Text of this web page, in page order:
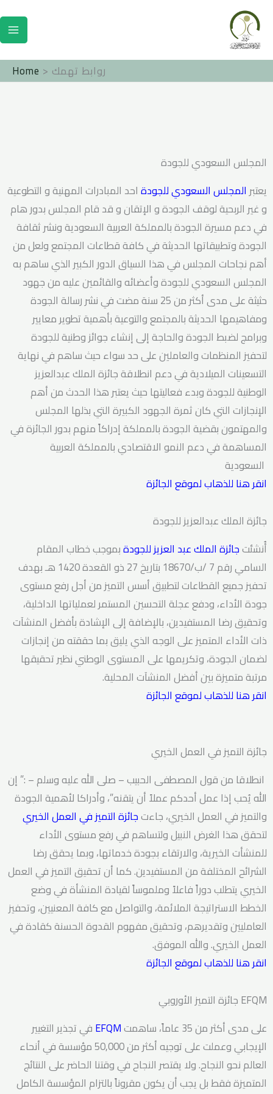
to
content
Home
روابط تهمك
المجلس السعودي للجودة
يعتبر المجلس السعودي للجودة احد المبادرات المهنية و التطوعية
و غير الربحية لوقف الجودة و الإتقان و قد قام المجلس بدور هام
في دعم مسيرة الجودة بالمملكة العربية السعودية ونشر ثقافة
الجودة وتطبيقاتها الحديثة في كافة قطاعات المجتمع ولعل من
أهم نجاحات المجلس في هذا السياق الدور الكبير الذي ساهم به
المجلس السعودي للجودة وأعضائه والقائمين عليه من جهود
حثيثة على مدى أكثر من 25 سنة مضت في نشر رسالة الجودة
ومفاهيمها الحديثة بالمجتمع والتوعية بأهمية تطوير معايير
وبرامج لضبط الجودة والحاجة إلى إنشاء جوائز وطنية للجودة
لتحفيز المنظمات والعاملين على حد سواء حيث ساهم في نهاية
التسعينات الميلادية في دعم انطلاقة جائزة الملك عبدالعزيز
الوطنية للجودة وبدء فعاليتها حيث يعتبر هذا الحدث من أهم
الإنجازات التي كان ثمرة الجهود الكبيرة التي بذلها المجلس
والمهتمون بقضية الجودة بالمملكة إدراكاً منهم بدور الجائزة في
المساهمة في دعم النمو الاقتصادي بالمملكة العربية
انقر هنا للذهاب لموقع الجائزة
جائزة الملك عبدالعزيز للجودة
أُنشئتجائزة الملك عبد العزيز للجودةبموجب خطاب المقام
السامي رقم 7 /ب/18670 بتاريخ 27 ذو القعدة 1420 هـ بهدف
تحفيز جميع القطاعات لتطبيق أسس التميز من أجل رفع مستوى
جودة الأداء، ودفع عجلة التحسين المستمر لعملياتها الداخلية،
وتحقيق رضا المستفيدين، بالإضافة إلى الإشادة بأفضل المنشآت
ذات الأداء المتميز على الوجه الذي يليق بما حققته من إنجازات
لضمان الجودة، وتكريمها على المستوى الوطني نظير تحقيقها
مرتبة متميزة بين أفضل المنشآت المحلية.
انقر هنا للذهاب لموقع الجائزة
جائزة التميز في العمل الخيري
انطلاقا من قول المصطفى الحبيب – صلى الله عليه وسلم – :” إن
الله يُحب إذا عمل أحدكم عملاً أن يتقنه”، وأدراكا لأهمية الجودة
والتميز في العمل الخيري، جاءتجائزة التميز في العمل الخيري
لتحقق هذا الغرض النبيل ولتساهم في رفع مستوى الأداء
للمنشأت الخيرية، والارتقاء بجودة خدماتها، وبما يحقق رضا
الشرائح المختلفة من المستفيدين. كما أن تحقيق التميز في العمل
الخيري يتطلب دوراً فاعلاً وملموساً لقيادة المنشأة في وضع
الخطط الاستراتيجة الملائمة، والتواصل مع كافة المعنيين، وتحفيز
العامليين وتقديرهم، وتحقيق مفهوم القدوة الحسنة كقادة في
العمل الخيري. والله الموفق.
انقر هنا للذهاب لموقع الجائزة
جائزة التميز الأوروبي EFQM
على مدى أكثر من 35 عاماً، ساهمت
EFQM في تجذير التغيير
الإيجابي وعملت على توجيه أكثر من 50,000 مؤسسة في أنحاء
العالم نحو النجاح. ولا يقتصر النجاح في وقتنا الحاضر على النتائج
المتميزة فقط بل يجب أن يكون مقروناً بالتزام المؤسسة الكامل